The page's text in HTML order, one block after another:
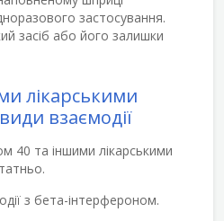
застосування.
засіб або його залишки
лікарськими
взаємодії
40 та іншими лікарськими
з бета-інтерфероном.